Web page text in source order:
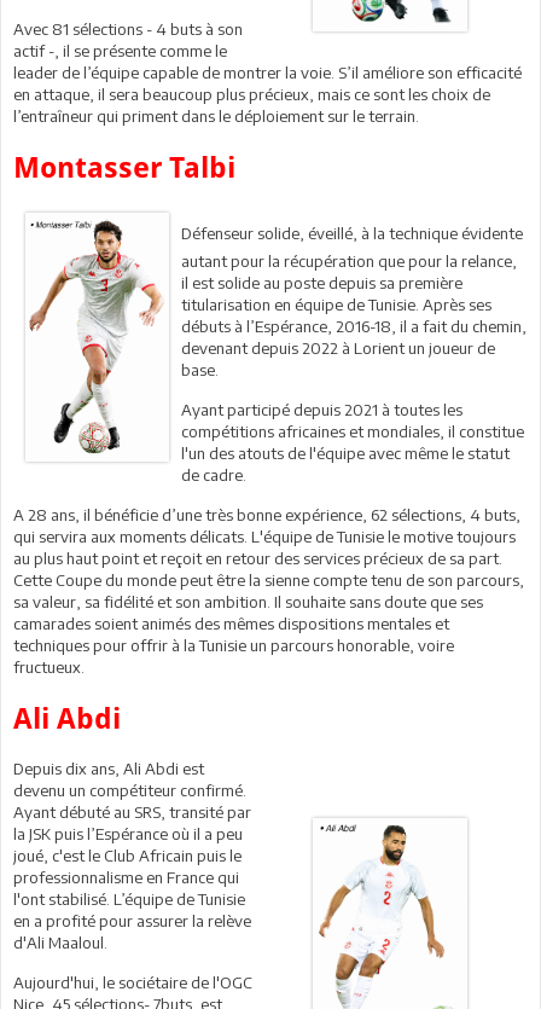
Avec 81 sélections - 4 buts à son
actif -, il se présente comme le
leader de l’équipe capable de montrer la voie. S’il améliore son efficacité
en attaque, il sera beaucoup plus précieux, mais ce sont les choix de
l’entraîneur qui priment dans le déploiement sur le terrain.
Montasser Talbi
Défenseur solide, éveillé, à la technique évidente
autant pour la récupération que pour la relance,
il est solide au poste depuis sa première
titularisation en équipe de Tunisie. Après ses
débuts à l’Espérance, 2016-18, il a fait du chemin,
devenant depuis 2022 à Lorient un joueur de
base.
Ayant participé depuis 2021 à toutes les
compétitions africaines et mondiales, il constitue
l'un des atouts de l'équipe avec même le statut
de cadre.
A 28 ans, il bénéficie d’une très bonne expérience, 62 sélections, 4 buts,
qui servira aux moments délicats. L'équipe de Tunisie le motive toujours
au plus haut point et reçoit en retour des services précieux de sa part.
Cette Coupe du monde peut être la sienne compte tenu de son parcours,
sa valeur, sa fidélité et son ambition. Il souhaite sans doute que ses
camarades soient animés des mêmes dispositions mentales et
techniques pour offrir à la Tunisie un parcours honorable, voire
fructueux.
Ali Abdi
Depuis dix ans, Ali Abdi est
devenu un compétiteur confirmé.
Ayant débuté au SRS, transité par
la JSK puis l’Espérance où il a peu
joué, c'est le Club Africain puis le
professionnalisme en France qui
l'ont stabilisé. L’équipe de Tunisie
en a profité pour assurer la relève
d'Ali Maaloul.
Aujourd'hui, le sociétaire de l'OGC
Nice, 45 sélections- 7buts, est